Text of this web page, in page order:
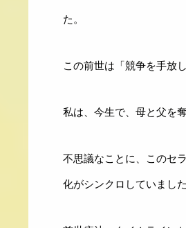
た。
この前世は「競争を手放
私は、今生で、母と父を
不思議なことに、このセ
化がシンクロしていました